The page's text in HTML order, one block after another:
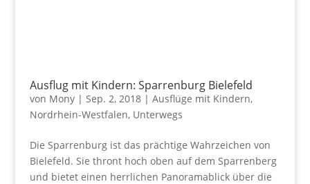
Ausflug mit Kindern: Sparrenburg Bielefeld
von Mony| Sep. 2, 2018| Ausflüge mit Kindern,
Nordrhein-Westfalen, Unterwegs
Die Sparrenburg ist das prächtige Wahrzeichen von
Bielefeld. Sie thront hoch oben auf dem Sparrenberg
und bietet einen herrlichen Panoramablick über die